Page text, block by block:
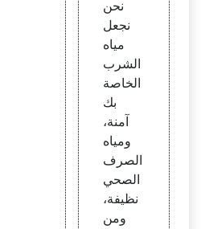
نحن
نجعل
مياه
الشرب
الخاصة
بك
آمنة،
ومياه
الصرف
الصحي
نظيفة،
ومن